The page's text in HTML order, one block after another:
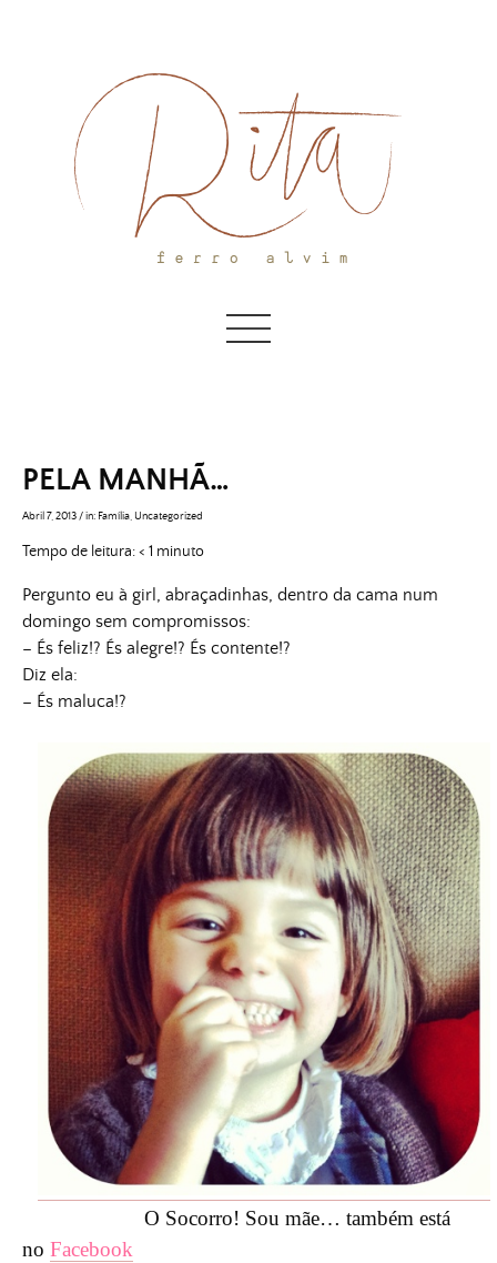
PELA MANHÃ…
Abril 7, 2013/in: Família Uncategorized
Tempo de leitura:< 1 minuto
Pergunto eu à girl, abraçadinhas, dentro da cama num
domingo sem compromissos:
– És feliz!? És alegre!? És contente!?
Diz ela:
– És maluca!?
O Socorro! Sou mãe… também está
no Facebook